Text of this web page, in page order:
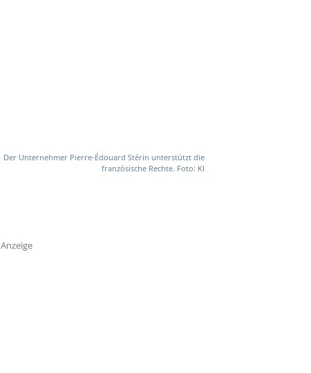
Der Unternehmer Pierre-Édouard Stérin unterstützt die
französische Rechte. Foto: KI
Anzeige